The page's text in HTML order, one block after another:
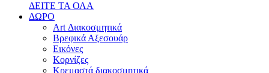
ΔΕΙΤΕ ΤΑ ΟΛΑ
ΔΩΡΟ
Art Διακοσμητικά
Βρεφικά Αξεσουάρ
Εικόνες
Κορνίζες
Κρεμαστά διακοσμητικά